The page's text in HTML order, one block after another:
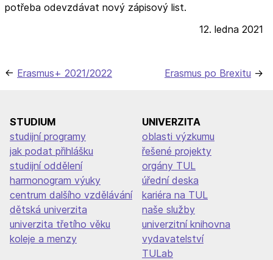
potřeba odevzdávat nový zápisový list.
12. ledna 2021
Navigace
příspěvek
Erasmus+ 2021/2022 Erasmus po Brexitu
STUDIUM
studijní programy
jak podat přihlášku
studijní oddělení
harmonogram výuky
centrum dalšího vzdělávání
dětská univerzita
univerzita třetího věku
koleje a menzy
UNIVERZITA
oblasti výzkumu
řešené projekty
orgány TUL
úřední deska
kariéra na TUL
naše služby
univerzitní knihovna
vydavatelství
TULab